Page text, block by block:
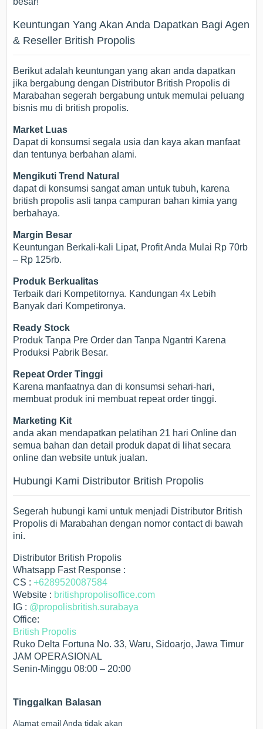
Keuntungan Yang Akan Anda Dapatkan Bagi Agen
& Reseller British Propolis
Berikut adalah keuntungan yang akan anda dapatkan
jika bergabung dengan Distributor British Propolis di
Marabahan segerah bergabung untuk memulai peluang
bisnis mu di british propolis.
Market Luas
Dapat di konsumsi segala usia dan kaya akan manfaat
dan tentunya berbahan alami.
Mengikuti Trend Natural
dapat di konsumsi sangat aman untuk tubuh, karena
british propolis asli tanpa campuran bahan kimia yang
berbahaya.
Margin Besar
Keuntungan Berkali-kali Lipat, Profit Anda Mulai Rp 70rb
– Rp 125rb.
Produk Berkualitas
Terbaik dari Kompetitornya. Kandungan 4x Lebih
Banyak dari Kompetironya.
Ready Stock
Produk Tanpa Pre Order dan Tanpa Ngantri Karena
Produksi Pabrik Besar.
Repeat Order Tinggi
Karena manfaatnya dan di konsumsi sehari-hari,
membuat produk ini membuat repeat order tinggi.
Marketing Kit
anda akan mendapatkan pelatihan 21 hari Online dan
semua bahan dan detail produk dapat di lihat secara
online dan website untuk jualan.
Hubungi Kami Distributor British Propolis
Segerah hubungi kami untuk menjadi Distributor British
Propolis di Marabahan dengan nomor contact di bawah
ini.
Distributor British Propolis
Whatsapp Fast Response :
CS :+6289520087584
Website : britishpropolisoffice.com
IG : @propolisbritish.surabaya
Office:
British Propolis
Ruko Delta Fortuna No. 33, Waru, Sidoarjo, Jawa Timur
JAM OPERASIONAL
Senin-Minggu 08:00 – 20:00
Tinggalkan Balasan
Alamat email Anda tidak akan